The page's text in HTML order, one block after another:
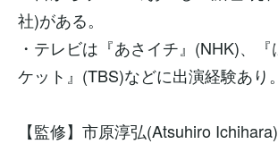
社)がある。
・テレビは『あさイチ』(NHK)、
ケット』(TBS)などに出演経験あり。
【監修】市原淳弘(Atsuhiro Ichihara)